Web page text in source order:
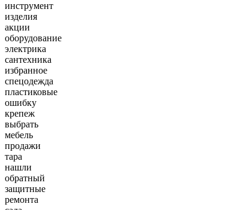
инструмент
изделия
акции
оборудование
электрика
сантехника
избранное
спецодежда
пластиковые
ошибку
крепеж
выбрать
мебель
продажи
тара
нашли
обратный
защитные
ремонта